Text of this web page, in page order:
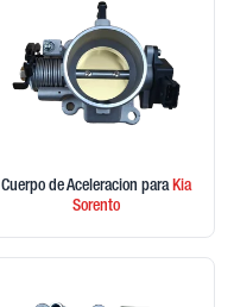
Cuerpo de Aceleracion paraKia
Sorento